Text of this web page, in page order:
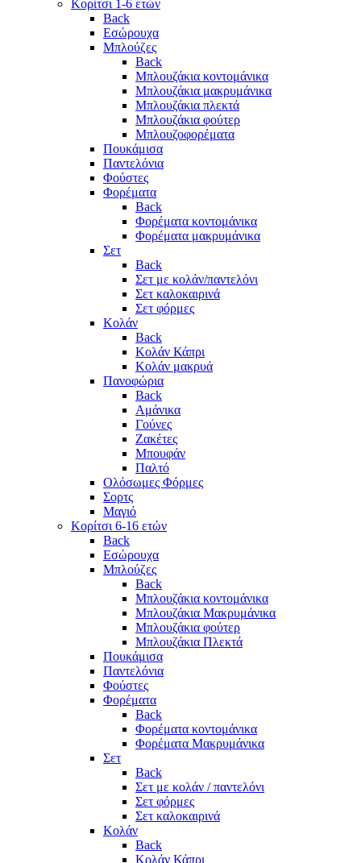
Κορίτσι 1-6 ετών
Back
Εσώρουχα
Μπλούζες
Back
Μπλουζάκια κοντομάνικα
Μπλουζάκια μακρυμάνικα
Μπλουζάκια πλεκτά
Μπλουζάκια φούτερ
Μπλουζοφορέματα
Πουκάμισα
Παντελόνια
Φούστες
Φορέματα
Back
Φορέματα κοντομάνικα
Φορέματα μακρυμάνικα
Σετ
Back
Σετ με κολάν/παντελόνι
Σετ καλοκαιρινά
Σετ φόρμες
Κολάν
Back
Κολάν Κάπρι
Κολάν μακρυά
Πανοφώρια
Back
Αμάνικα
Γούνες
Ζακέτες
Μπουφάν
Παλτό
Ολόσωμες Φόρμες
Σορτς
Μαγιό
Κορίτσι 6-16 ετών
Back
Εσώρουχα
Μπλούζες
Back
Μπλουζάκια κοντομάνικα
Μπλουζάκια Μακρυμάνικα
Μπλουζάκια φούτερ
Μπλουζάκια Πλεκτά
Πουκάμισα
Παντελόνια
Φούστες
Φορέματα
Back
Φορέματα κοντομάνικα
Φορέματα Μακρυμάνικα
Σετ
Back
Σετ με κολάν / παντελόνι
Σετ φόρμες
Σετ καλοκαιρινά
Κολάν
Back
Κολάν Κάπρι